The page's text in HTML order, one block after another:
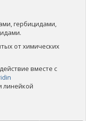
гербицидами,
от химических
вместе с
линейкой